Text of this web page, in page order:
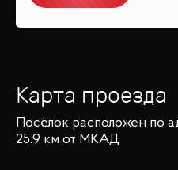
Карта проезда
Посёлок расположен по
25.9 км от МКАД